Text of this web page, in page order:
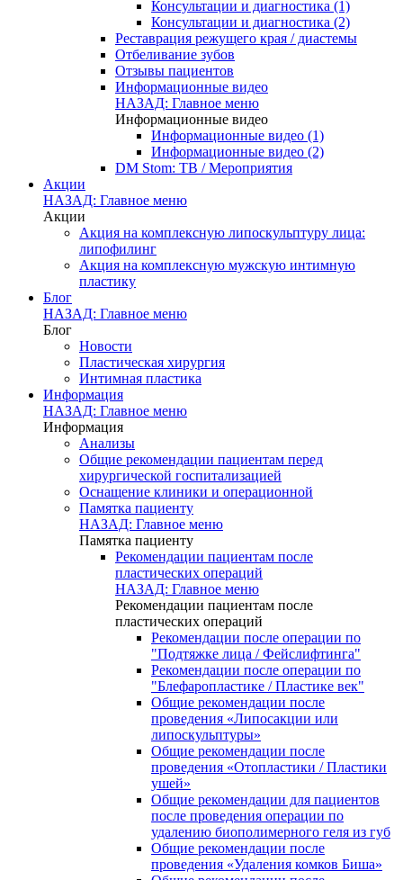
Консультации и диагностика (1)
Консультации и диагностика (2)
Реставрация режущего края / диастемы
Отбеливание зубов
Отзывы пациентов
Информационные видео
НАЗАД: Главное меню
Информационные видео
Информационные видео (1)
Информационные видео (2)
DM Stom: ТВ / Мероприятия
Акции
НАЗАД: Главное меню
Акции
Акция на комплексную липоскульптуру лица:
липофилинг
Акция на комплексную мужскую интимную
пластику
Блог
НАЗАД: Главное меню
Блог
Новости
Пластическая хирургия
Интимная пластика
Информация
НАЗАД: Главное меню
Информация
Анализы
Общие рекомендации пациентам перед
хирургической госпитализацией
Оснащение клиники и операционной
Памятка пациенту
НАЗАД: Главное меню
Памятка пациенту
Рекомендации пациентам после
пластических операций
НАЗАД: Главное меню
Рекомендации пациентам после
пластических операций
Рекомендации после операции по
"Подтяжке лица / Фейслифтинга"
Рекомендации после операции по
"Блефаропластике / Пластике век"
Общие рекомендации после
проведения «Липосакции или
липоскульптуры»
Общие рекомендации после
проведения «Отопластики / Пластики
ушей»
Общие рекомендации для пациентов
после проведения операции по
удалению биополимерного геля из губ
Общие рекомендации после
проведения «Удаления комков Биша»